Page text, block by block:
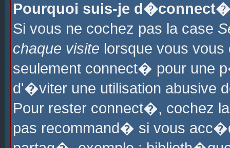
Pourquoi suis-je
Si vous ne cochez pas la case
chaque visite lorsque vous
seulement connect� pour une
d'�viter une utilisation abusive
Pour rester connect�, cochez
pas recommand� si vous